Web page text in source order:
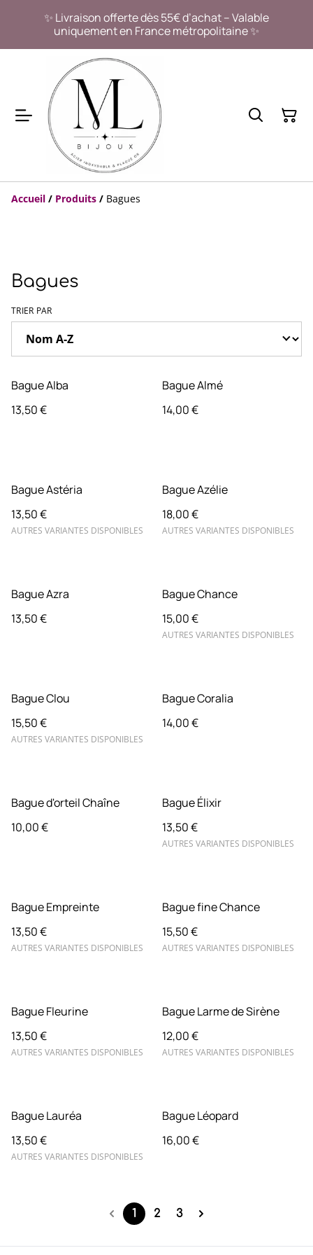
✨ Livraison offerte dès 55€ d’achat – Valable
uniquement en France métropolitaine ✨
Accueil / Produits / Bagues
Bagues
TRIER PAR
Bague Alba
13,50 €
Bague Almé
14,00 €
Bague Astéria
13,50 €
AUTRES VARIANTES DISPONIBLES
Bague Azélie
18,00 €
AUTRES VARIANTES DISPONIBLES
Bague Azra
13,50 €
Bague Chance
15,00 €
AUTRES VARIANTES DISPONIBLES
Bague Clou
15,50 €
AUTRES VARIANTES DISPONIBLES
Bague Coralia
14,00 €
Bague d'orteil Chaîne
10,00 €
Bague Élixir
13,50 €
AUTRES VARIANTES DISPONIBLES
Bague Empreinte
13,50 €
AUTRES VARIANTES DISPONIBLES
Bague fine Chance
15,50 €
AUTRES VARIANTES DISPONIBLES
Bague Fleurine
13,50 €
AUTRES VARIANTES DISPONIBLES
Bague Larme de Sirène
12,00 €
AUTRES VARIANTES DISPONIBLES
Bague Lauréa
13,50 €
AUTRES VARIANTES DISPONIBLES
Bague Léopard
16,00 €
1 2 3